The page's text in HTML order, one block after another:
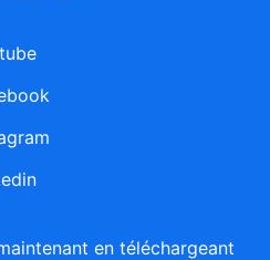
en téléchargeant